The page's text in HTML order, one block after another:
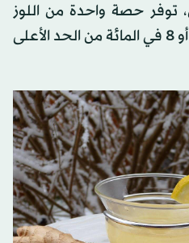
توفر حصة واحدة من اللوز
0.885 ملليغرام من الزنك، أو 8 في المائة من الحد الأعلى